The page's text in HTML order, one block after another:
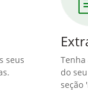
seus
Tenha
do
seção